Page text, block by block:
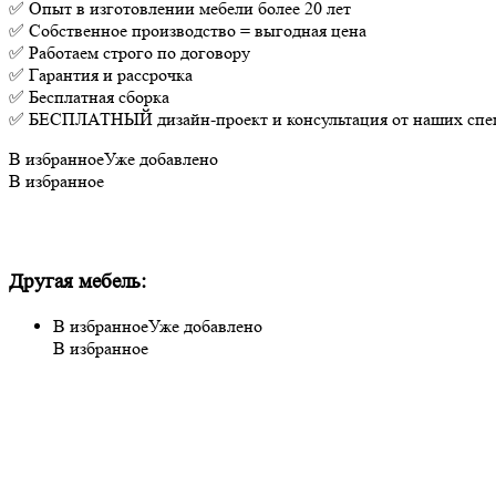
✅ Опыт в изготовлении мебели более 20 лет
✅ Собственное производство = выгодная цена
✅ Работаем строго по договору
✅ Гарантия и рассрочка
✅ Бесплатная сборка
✅ БЕСПЛАТНЫЙ дизайн-проект и консультация от наших
В избранноеУже добавлено
В избранное
Другая мебель:
В избранноеУже добавлено
В избранное